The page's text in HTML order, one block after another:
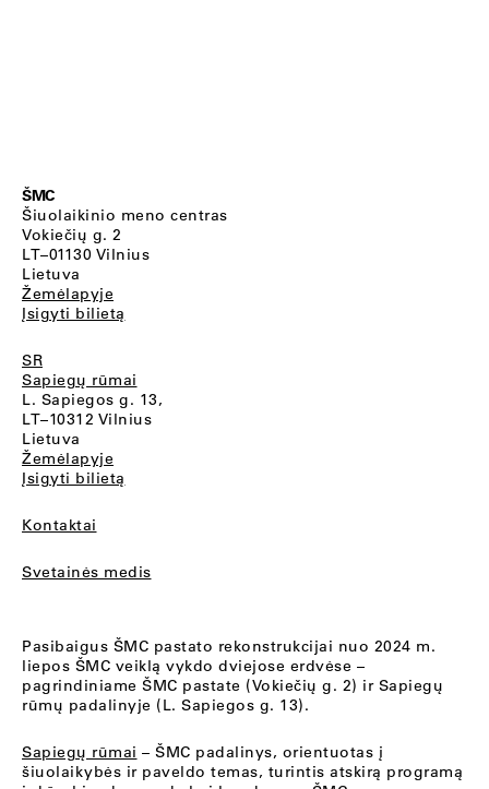
ŠMC
Šiuolaikinio meno centras
Vokiečių g. 2
LT–01130 Vilnius
Lietuva
Žemėlapyje
Įsigyti bilietą
SR
Sapiegų rūmai
L. Sapiegos g. 13,
LT–10312 Vilnius
Lietuva
Žemėlapyje
Įsigyti bilietą
Kontaktai
Svetainės medis
Pasibaigus ŠMC pastato rekonstrukcijai nuo 2024 m.
liepos ŠMC veiklą vykdo dviejose erdvėse –
pagrindiniame ŠMC pastate (Vokiečių g. 2) ir Sapiegų
rūmų padalinyje (L. Sapiegos g. 13).
Sapiegų rūmai – ŠMC padalinys, orientuotas į
šiuolaikybės ir paveldo temas, turintis atskirą programą